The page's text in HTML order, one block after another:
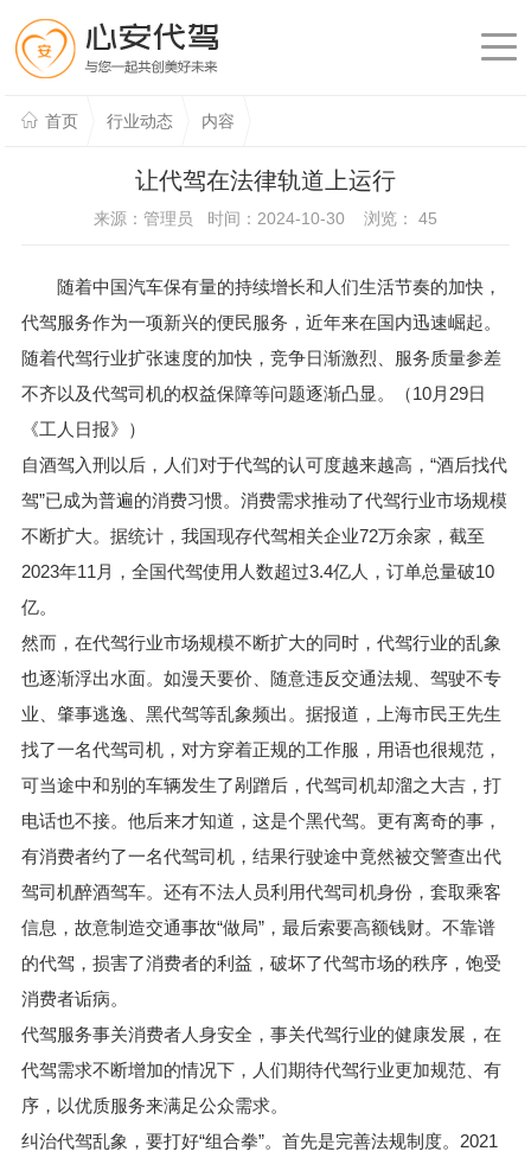
首页 行业动态 内容
让代驾在法律轨道上运行
来源：管理员 时间：2024-10-30 浏览： 45
随着中国汽车保有量的持续增长和人们生活节奏的加快，
代驾服务作为一项新兴的便民服务，近年来在国内迅速崛起。
随着代驾行业扩张速度的加快，竞争日渐激烈、服务质量参差
不齐以及代驾司机的权益保障等问题逐渐凸显。（10月29日
《工人日报》）
自酒驾入刑以后，人们对于代驾的认可度越来越高，“酒后找代
驾”已成为普遍的消费习惯。消费需求推动了代驾行业市场规模
不断扩大。据统计，我国现存代驾相关企业72万余家，截至
2023年11月，全国代驾使用人数超过3.4亿人，订单总量破10
亿。
然而，在代驾行业市场规模不断扩大的同时，代驾行业的乱象
也逐渐浮出水面。如漫天要价、随意违反交通法规、驾驶不专
业、肇事逃逸、黑代驾等乱象频出。据报道，上海市民王先生
找了一名代驾司机，对方穿着正规的工作服，用语也很规范，
可当途中和别的车辆发生了剐蹭后，代驾司机却溜之大吉，打
电话也不接。他后来才知道，这是个黑代驾。更有离奇的事，
有消费者约了一名代驾司机，结果行驶途中竟然被交警查出代
驾司机醉酒驾车。还有不法人员利用代驾司机身份，套取乘客
信息，故意制造交通事故“做局”，最后索要高额钱财。不靠谱
的代驾，损害了消费者的利益，破坏了代驾市场的秩序，饱受
消费者诟病。
代驾服务事关消费者人身安全，事关代驾行业的健康发展，在
代驾需求不断增加的情况下，人们期待代驾行业更加规范、有
序，以优质服务来满足公众需求。
纠治代驾乱象，要打好“组合拳”。首先是完善法规制度。2021